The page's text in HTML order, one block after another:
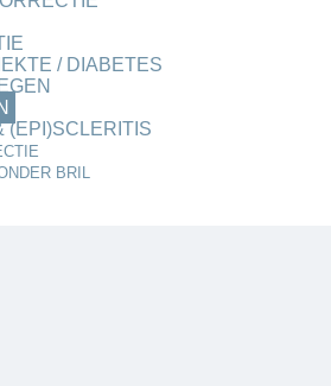
/ DIABETES
(EPI)SCLERITIS
BRIL